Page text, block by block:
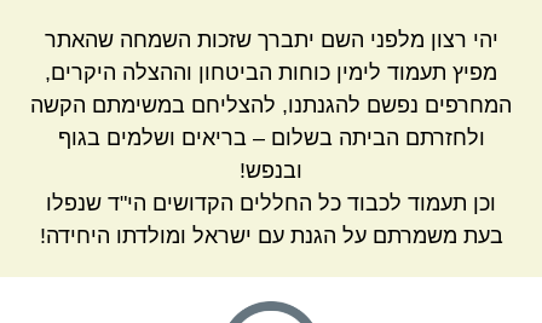
יהי רצון מלפני השם יתברך שזכות השמחה שהאתר
מפיץ תעמוד לימין כוחות הביטחון וההצלה היקרים,
המחרפים נפשם להגנתנו, להצליחם במשימתם הקשה
ולחזרתם הביתה בשלום – בריאים ושלמים בגוף
ובנפש!
וכן תעמוד לכבוד כל החללים הקדושים הי"ד שנפלו
בעת משמרתם על הגנת עם ישראל ומולדתו היחידה!